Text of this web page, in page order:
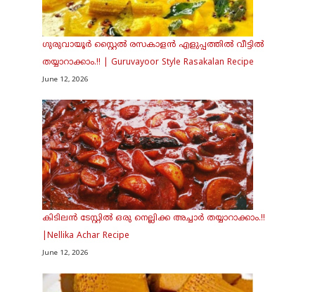
ഗുരുവായൂർ സ്റ്റൈൽ രസകാളൻ എളുപ്പത്തിൽ വീട്ടിൽ
തയ്യാറാക്കാം.!! | Guruvayoor Style Rasakalan Recipe
June 12, 2026
കിടിലൻ ടേസ്റ്റിൽ ഒരു നെല്ലിക്ക അച്ചാർ തയ്യാറാക്കാം.!!
|Nellika Achar Recipe
June 12, 2026